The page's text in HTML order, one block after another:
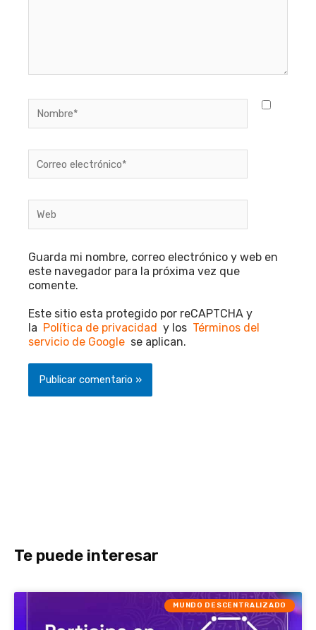
electrónico*
Guarda mi nombre, correo electrónico y web en
este navegador para la próxima vez que
comente.
Este sitio esta protegido por reCAPTCHA y
la Política de privacidad y los Términos del
servicio de Google se aplican.
Te puede interesar
MUNDO DESCENTRALIZADO